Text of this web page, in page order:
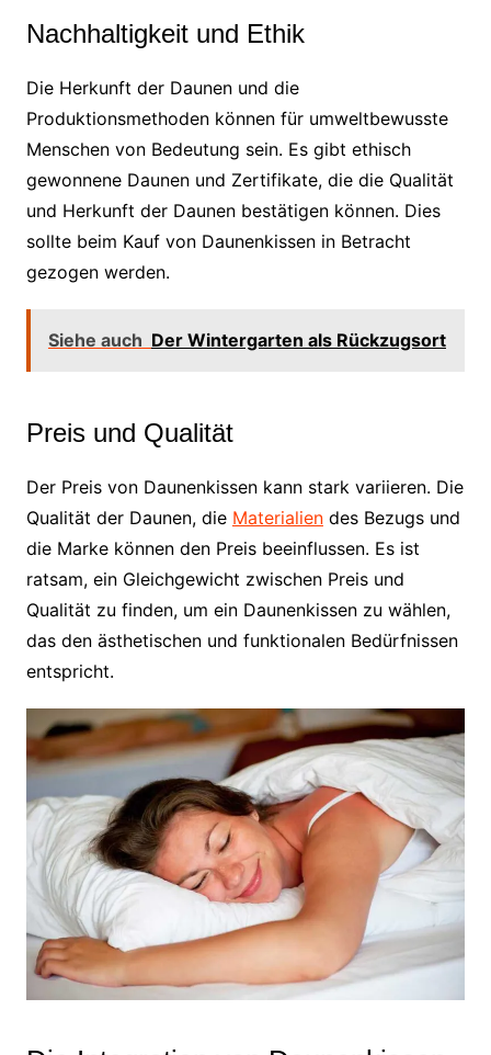
Nachhaltigkeit und Ethik
Die Herkunft der Daunen und die
Produktionsmethoden können für umweltbewusste
Menschen von Bedeutung sein. Es gibt ethisch
gewonnene Daunen und Zertifikate, die die Qualität
und Herkunft der Daunen bestätigen können. Dies
sollte beim Kauf von Daunenkissen in Betracht
gezogen werden.
Siehe auch Der Wintergarten als Rückzugsort
Preis und Qualität
Der Preis von Daunenkissen kann stark variieren. Die
Qualität der Daunen, die Materialiendes Bezugs und
die Marke können den Preis beeinflussen. Es ist
ratsam, ein Gleichgewicht zwischen Preis und
Qualität zu finden, um ein Daunenkissen zu wählen,
das den ästhetischen und funktionalen Bedürfnissen
entspricht.